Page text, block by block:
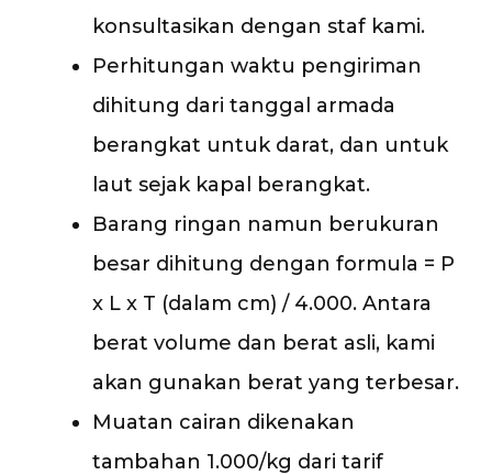
konsultasikan dengan staf kami.
Perhitungan waktu pengiriman
dihitung dari tanggal armada
berangkat untuk darat, dan untuk
laut sejak kapal berangkat.
Barang ringan namun berukuran
besar dihitung dengan formula = P
x L x T (dalam cm) / 4.000. Antara
berat volume dan berat asli, kami
akan gunakan berat yang terbesar.
Muatan cairan dikenakan
tambahan 1.000/kg dari tarif